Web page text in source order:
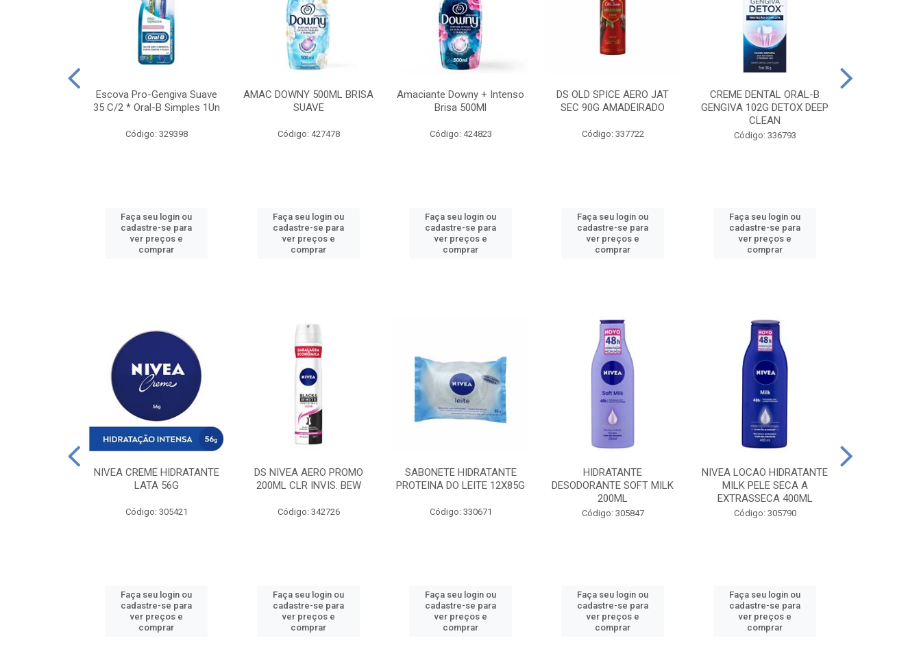
Escova Pro-Gengiva Suave
35 C/2 * Oral-B Simples 1Un
Código: 329398
Faça seu login ou
cadastre-se para
ver preços e
comprar
AMAC DOWNY 500ML BRISA
SUAVE
Código: 427478
Faça seu login ou
cadastre-se para
ver preços e
comprar
Amaciante Downy + Intenso
Brisa 500Ml
Código: 424823
Faça seu login ou
cadastre-se para
ver preços e
comprar
DS OLD SPICE AERO JAT
SEC 90G AMADEIRADO
Código: 337722
Faça seu login ou
cadastre-se para
ver preços e
comprar
CREME DENTAL ORAL-B
GENGIVA 102G DETOX DEEP
CLEAN
Código: 336793
Faça seu login ou
cadastre-se para
ver preços e
comprar
NIVEA CREME HIDRATANTE
LATA 56G
Código: 305421
Faça seu login ou
cadastre-se para
ver preços e
comprar
DS NIVEA AERO PROMO
200ML CLR INVIS. BEW
Código: 342726
Faça seu login ou
cadastre-se para
ver preços e
comprar
SABONETE HIDRATANTE
PROTEINA DO LEITE 12X85G
Código: 330671
Faça seu login ou
cadastre-se para
ver preços e
comprar
HIDRATANTE
DESODORANTE SOFT MILK
200ML
Código: 305847
Faça seu login ou
cadastre-se para
ver preços e
comprar
NIVEA LOCAO HIDRATANTE
MILK PELE SECA A
EXTRASSECA 400ML
Código: 305790
Faça seu login ou
cadastre-se para
ver preços e
comprar